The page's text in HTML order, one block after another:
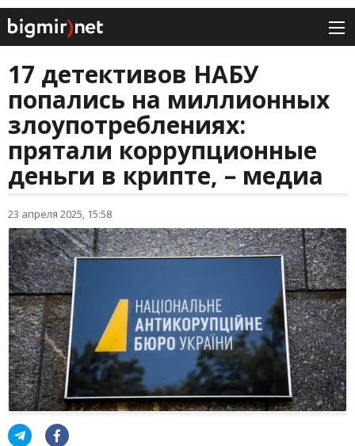
17 детективов НАБУ
попались на миллионных
злоупотреблениях:
прятали коррупционные
деньги в крипте, – медиа
23 апреля 2025, 15:58